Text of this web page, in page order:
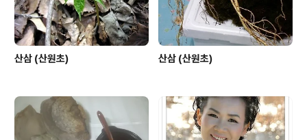
산삼 (산원초) 산삼 (산원초)